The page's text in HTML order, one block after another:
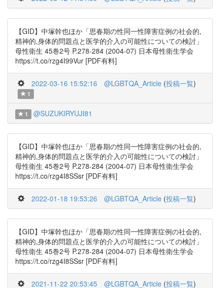
【GID】中塚幹也ほか「思春期の性同一性障害症例の社会的,
精神的,身体的問題点と医学的介入の可能性についての検討」
母性衛生 45巻2号 P.278-284 (2004-07) 日本母性衛生学会
https://t.co/rzg4I99Vur [PDF有料]
2022-03-16 15:52:16 @LGBTQA_Article (投稿一覧)
1
1 @SUZUKIRYUJI81
【GID】中塚幹也ほか「思春期の性同一性障害症例の社会的,
精神的,身体的問題点と医学的介入の可能性についての検討」
母性衛生 45巻2号 P.278-284 (2004-07) 日本母性衛生学会
https://t.co/rzg4I8SSsr [PDF有料]
2022-01-18 19:53:26 @LGBTQA_Article (投稿一覧)
【GID】中塚幹也ほか「思春期の性同一性障害症例の社会的,
精神的,身体的問題点と医学的介入の可能性についての検討」
母性衛生 45巻2号 P.278-284 (2004-07) 日本母性衛生学会
https://t.co/rzg4I8SSsr [PDF有料]
2021-11-22 20:53:45 @LGBTQA_Article (投稿一覧)